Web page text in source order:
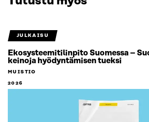
JULKAISU
Ekosysteemitilinpito Suomessa –
keinoja hyödyntämisen tueksi
MUISTIO
2026